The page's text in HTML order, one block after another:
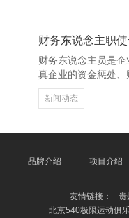
枢期间。通过系统学
表、优化企业资源
持。 此外，这类培
使学员在真确使命场
财务东说念主员是
真企业的资金惩处、
的使命本质涵盖多个
病，平直影响企业
保企业照章征税，幸
面，财务东说念主员
新闻动态
品牌介绍 项目介绍
友情链接：
贵
北京540极限运动俱